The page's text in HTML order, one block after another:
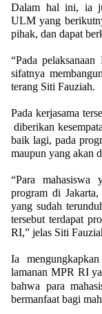
Dalam hal ini, ia
ULM yang
pihak, dan dapat
“Pada
sifatnya
terang Siti Fauziah.
Pada kerjasama
diberikan
baik lagi, pada
maupun yang akan
“Para mahasiswa
program di
yang sudah
tersebut terdapat
RI,” jelas Siti
Ia
lamanan MPR RI
bahwa para
bermanfaat bagi